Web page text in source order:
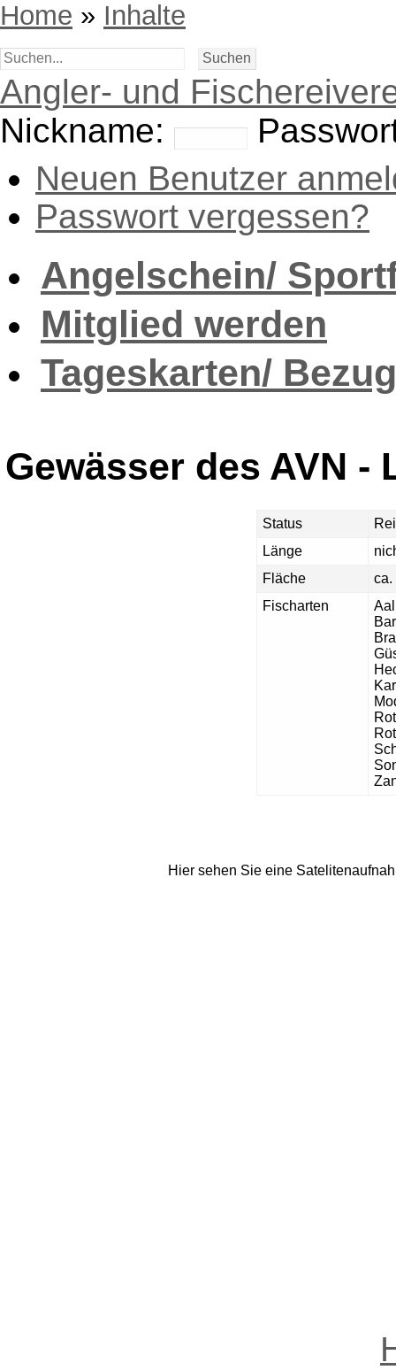
Home » Inhalte
Angler- und
Nickname:
Neuen Benutzer
Passwort vergessen?
Angelschein/
Mitglied werden
Tageskarten/
Gewässer des AVN -
Status
Länge
Fläche
ca.
Fischarten
Aal
Hier sehen Sie eine